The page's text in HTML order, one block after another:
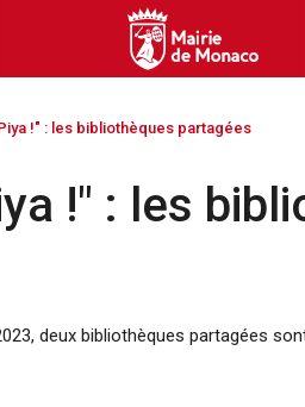
!" : les bibliothèques partagées
!" : les
deux bibliothèques partagées